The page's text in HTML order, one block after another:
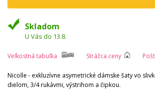
Skladom
U Vás do 13.8.
Veľkostná tabuľka Strážca ceny
Nicolle - exkluzívne asymetrické dámske šaty vo
dielom, 3/4 rukávmi, výstrihom a čipkou.